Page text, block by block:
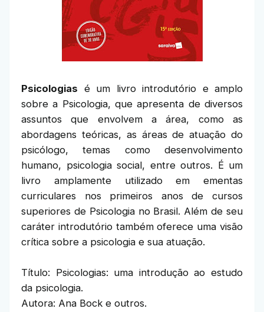
Psicologias é um livro introdutório e amplo
sobre a Psicologia, que apresenta de diversos
assuntos que envolvem a área, como as
abordagens teóricas, as áreas de atuação do
psicólogo, temas como desenvolvimento
humano, psicologia social, entre outros. É um
livro amplamente utilizado em ementas
curriculares nos primeiros anos de cursos
superiores de Psicologia no Brasil. Além de seu
caráter introdutório também oferece uma visão
crítica sobre a psicologia e sua atuação.
Título: Psicologias: uma introdução ao estudo
da psicologia.
Autora: Ana Bock e outros.